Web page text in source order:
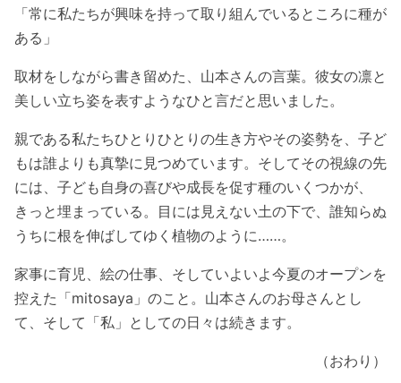
「常に私たちが興味を持って取り組んでいるところに種が
ある」
取材をしながら書き留めた、山本さんの言葉。彼女の凛と
美しい立ち姿を表すようなひと言だと思いました。
親である私たちひとりひとりの生き方やその姿勢を、子ど
もは誰よりも真摯に見つめています。そしてその視線の先
には、子ども自身の喜びや成長を促す種のいくつかが、
きっと埋まっている。目には見えない土の下で、誰知らぬ
うちに根を伸ばしてゆく植物のように……。
家事に育児、絵の仕事、そしていよいよ今夏のオープンを
控えた「mitosaya」のこと。山本さんのお母さんとし
て、そして「私」としての日々は続きます。
（おわり）